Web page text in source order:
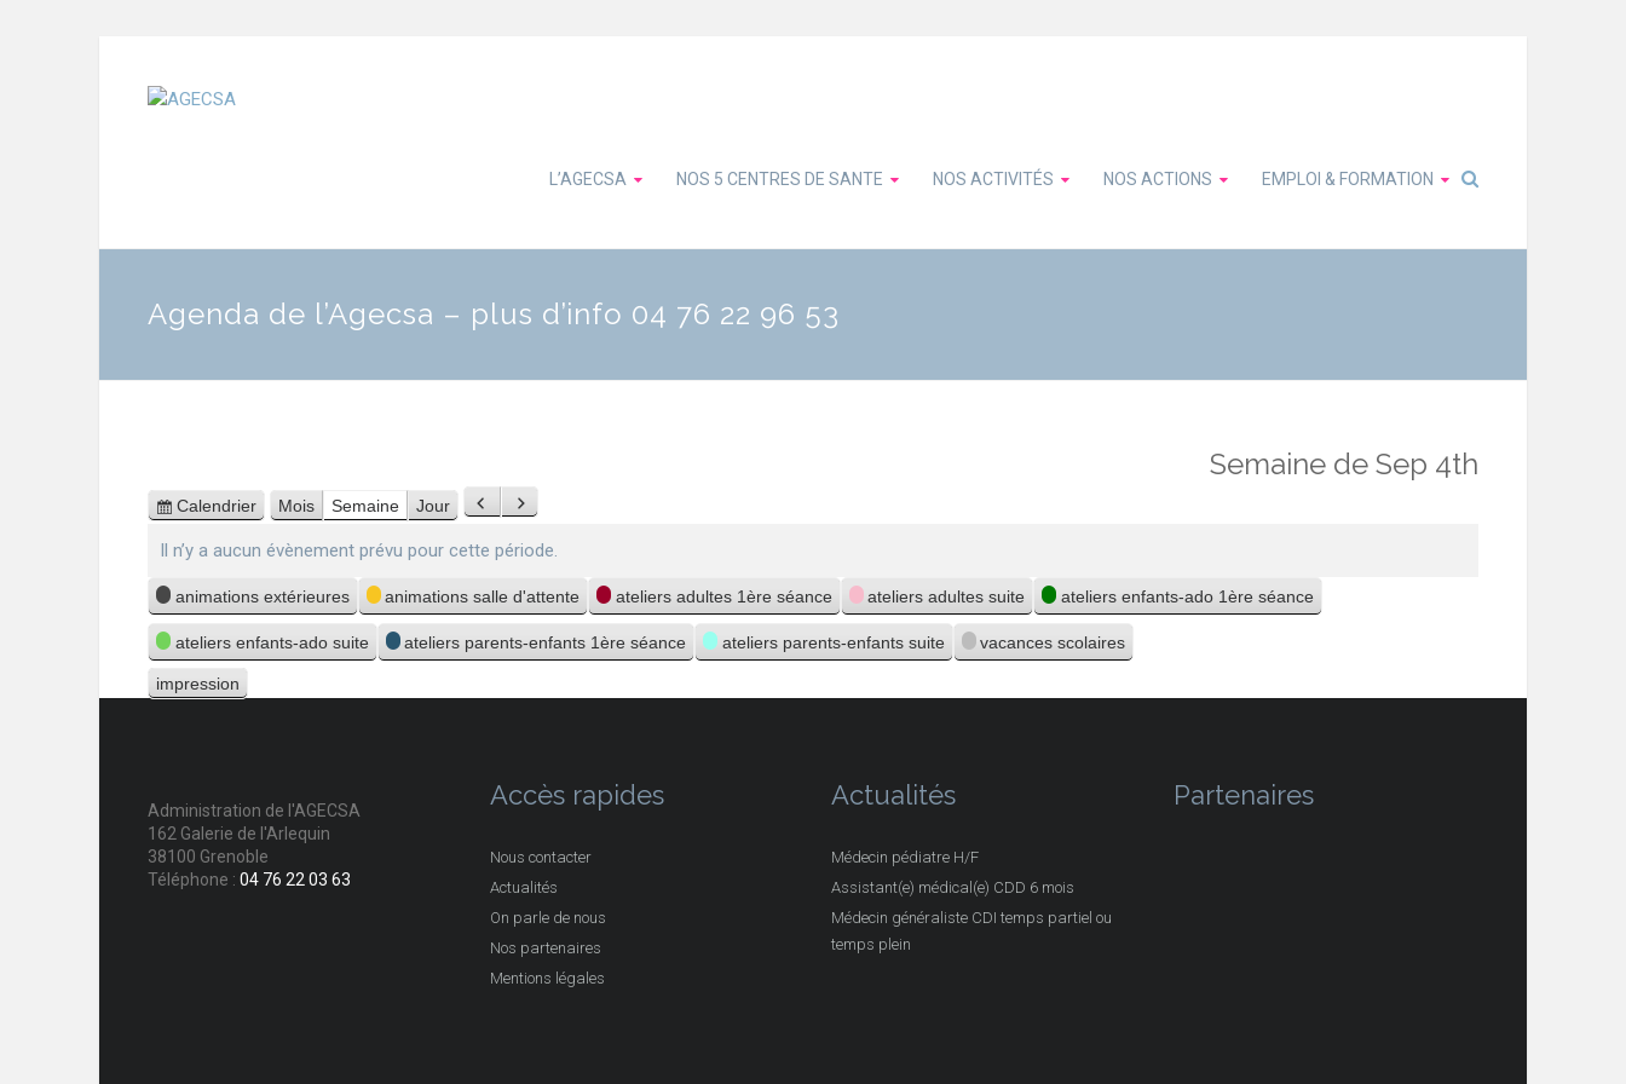
L’AGECSA NOS 5 CENTRES DE SANTE NOS ACTIVITÉS NOS ACTIONS EMPLOI & FORMATION
Agenda de l’Agecsa – plus d’info 04 76 22 96 53
Semaine de Sep 4th
Vue
Calendrier Mois Semaine Jour Précédent
Suivant
Il n’y a aucun évènement prévu pour cette période.
Catégories
animations extérieures animations salle d'attente ateliers adultes 1ère séance ateliers adultes suite ateliers enfants-ado 1ère séance
ateliers enfants-ado suite ateliers parents-enfants 1ère séance ateliers parents-enfants suite vacances scolaires
Vue
impression
Administration de l'AGECSA
162 Galerie de l'Arlequin
38100 Grenoble
Téléphone : 04 76 22 03 63
Accès rapides
Nous contacter
Actualités
On parle de nous
Nos partenaires
Mentions légales
Actualités
Médecin pédiatre H/F
Assistant(e) médical(e) CDD 6 mois
Médecin généraliste CDI temps partiel ou
temps plein
Partenaires